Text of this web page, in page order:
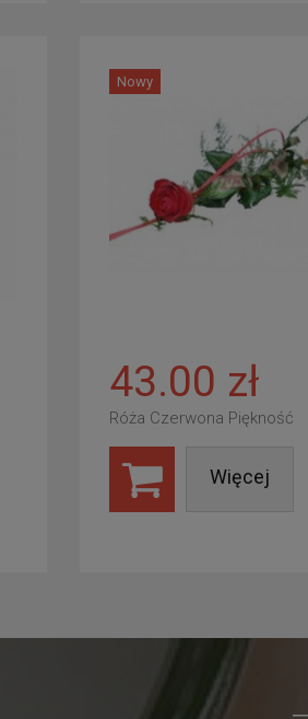
Nowy
43.00 zł
Róża Czerwona Piękność
Więcej